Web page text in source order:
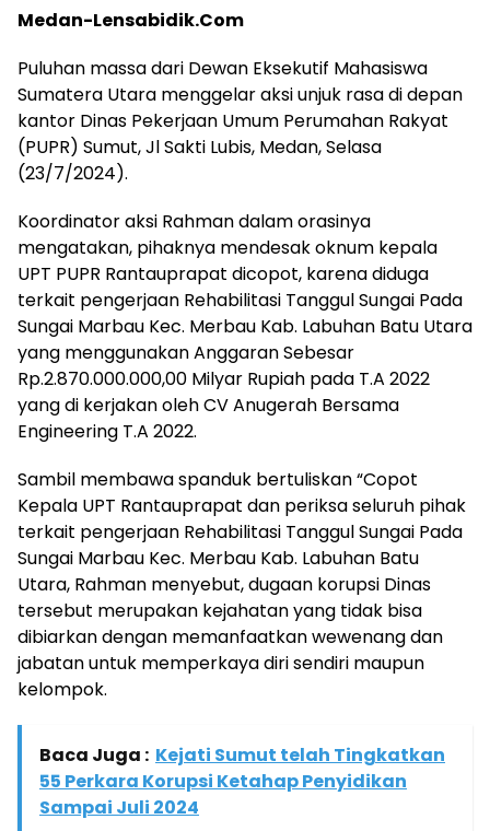
Medan-Lensabidik.Com
Puluhan massa dari Dewan Eksekutif Mahasiswa
Sumatera Utara menggelar aksi unjuk rasa di depan
kantor Dinas Pekerjaan Umum Perumahan Rakyat
(PUPR) Sumut, Jl Sakti Lubis, Medan, Selasa
(23/7/2024).
Koordinator aksi Rahman dalam orasinya
mengatakan, pihaknya mendesak oknum kepala
UPT PUPR Rantauprapat dicopot, karena diduga
terkait pengerjaan Rehabilitasi Tanggul Sungai Pada
Sungai Marbau Kec. Merbau Kab. Labuhan Batu Utara
yang menggunakan Anggaran Sebesar
Rp.2.870.000.000,00 Milyar Rupiah pada T.A 2022
yang di kerjakan oleh CV Anugerah Bersama
Engineering T.A 2022.
Sambil membawa spanduk bertuliskan “Copot
Kepala UPT Rantauprapat dan periksa seluruh pihak
terkait pengerjaan Rehabilitasi Tanggul Sungai Pada
Sungai Marbau Kec. Merbau Kab. Labuhan Batu
Utara, Rahman menyebut, dugaan korupsi Dinas
tersebut merupakan kejahatan yang tidak bisa
dibiarkan dengan memanfaatkan wewenang dan
jabatan untuk memperkaya diri sendiri maupun
kelompok.
Baca Juga : Kejati Sumut telah Tingkatkan
55 Perkara Korupsi Ketahap Penyidikan
Sampai Juli 2024